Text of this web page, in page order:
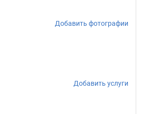
Добавить фотографии
Добавить услуги